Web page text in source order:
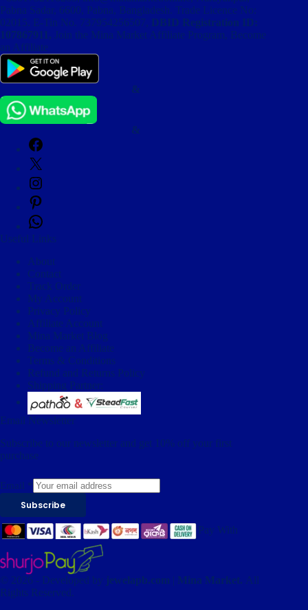
Pabna Sadar, 6600, Pabna, Bangladesh. Trade Licence No:
02015. E-Tin No. 737954256507, DBID Registration ID:
107867911, Join the Mina Market Affiliate Program, Become
an Affiliate
&
&
Useful Links
About
Contact
Track Order
My Account
Privacy Policy
Affiliate Account
Mina Market Blog
Become an Affiliate
Terms & Conditions
Refund and Returns Policy
Shipping Partner:
Email Newsletter
Subscribe to our newsletter and get 10% off your first
purchase
Email *
Subscribe
Pay With
© 2026 - Developed by jewelapb.com | Mina Market. All
Rights Reserved.